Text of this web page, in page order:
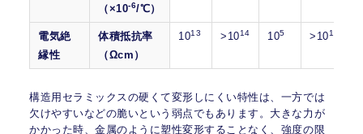
（×10-6/℃）
電気絶
縁性
体積抵抗率
（Ωcm）
1013 >1014 105 >1014
構造用セラミックスの硬くて変形しにくい特性は、一方では
欠けやすいなどの脆いという弱点でもあります。大きな力が
かかった時、金属のように塑性変形することなく、強度の限